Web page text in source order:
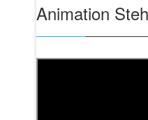
Animation